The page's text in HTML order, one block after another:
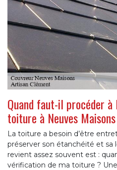
Quand faut-il procéder
toiture à Neuves
La toiture a besoin d’être
préserver son étanchéité et sa
revient assez souvent est :
vérification de ma toiture ?